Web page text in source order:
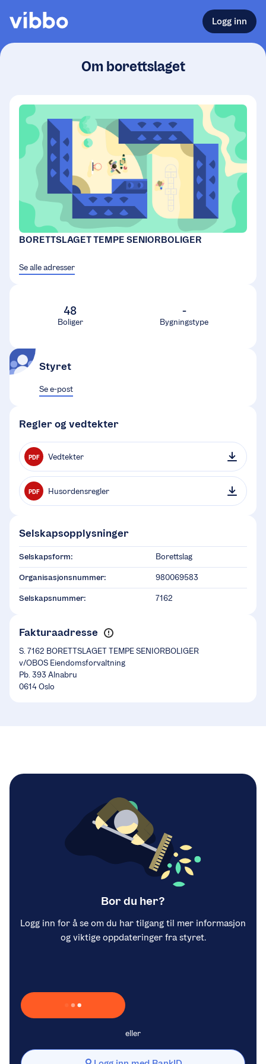
Logg inn
Om borettslaget
BORETTSLAGET TEMPE SENIORBOLIGER
Se alle adresser
48
Boliger
-
Bygningstype
Styret
Se e-post
Regler og vedtekter
PDF Vedtekter
PDF Husordensregler
Selskapsopplysninger
Selskapsform: Borettslag
Organisasjonsnummer: 980069583
Selskapsnummer: 7162
Fakturaadresse
S. 7162 BORETTSLAGET TEMPE SENIORBOLIGER
v/OBOS Eiendomsforvaltning
Pb. 393 Alnabru
0614 Oslo
Bor du her?
Logg inn for å se om du har tilgang til mer informasjon
og viktige oppdateringer fra styret.
Laster inn Vipps …
eller